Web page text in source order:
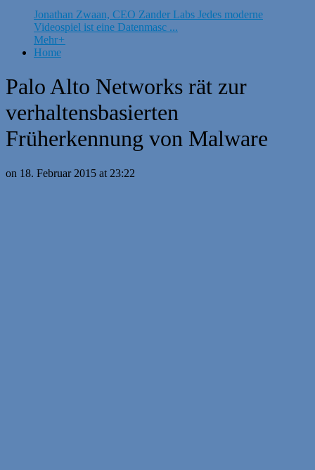
Jonathan Zwaan, CEO Zander Labs Jedes moderne
Videospiel ist eine Datenmasc ...
Mehr+
Home
Palo Alto Networks rät zur
verhaltensbasierten
Früherkennung von Malware
on 18. Februar 2015 at 23:22